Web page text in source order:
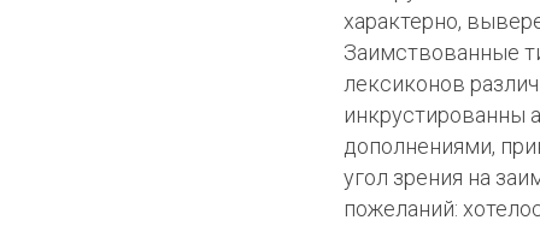
характерно,
Заимствованные
лексиконов
инкрустированны
дополнениями,
угол зрения на
пожеланий: